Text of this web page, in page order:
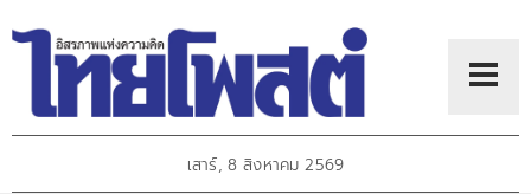
เสาร์, 8 สิงหาคม 2569